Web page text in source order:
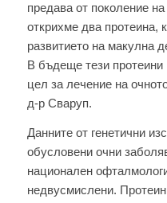
предава от поколение
открихме два протеина,
развитието на макулна
В бъдеще тези протеини
цел за лечение на
д-р Сваруп.
Данните от генетични
обусловени очни
национален
недвусмислени.